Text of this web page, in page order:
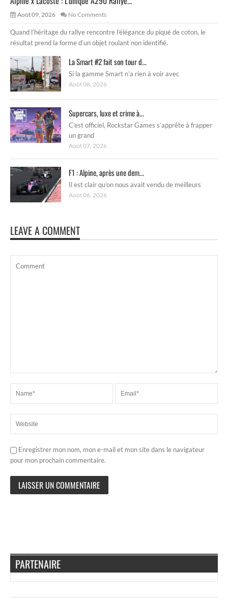
Août 09, 2026 No Comments
Quand l’héritage du rallye rencontre l’élégance du piqué de coton, le
résultat prend la forme d’un objet roulant non identifié.
La Smart #2 fait son tour d...
Si la gamme Smart n’a rien à voir avec
Août 08, 2026
Supercars, luxe et crime à...
C’est officiel, Rockstar Games s’apprête à frapper
un grand
Août 07, 2026
F1 : Alpine, après une dem...
Il est clair qu’on nous avait vendu de meilleurs
Août 06, 2026
LEAVE A COMMENT
Enregistrer mon nom, mon e-mail et mon site dans le navigateur
pour mon prochain commentaire.
PARTENAIRE